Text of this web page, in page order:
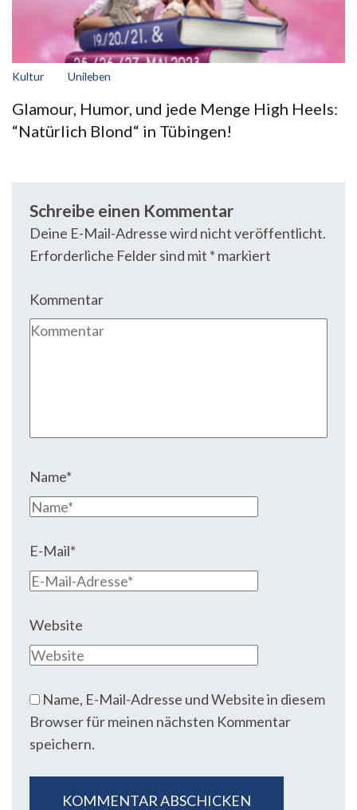
Kultur Unileben
Glamour, Humor, und jede Menge High Heels:
“Natürlich Blond“ in Tübingen!
Schreibe einen Kommentar
Deine E-Mail-Adresse wird nicht veröffentlicht.
Erforderliche Felder sind mit * markiert
Kommentar
Name*
E-Mail*
Website
Name, E-Mail-Adresse und Website in diesem
Browser für meinen nächsten Kommentar
speichern.